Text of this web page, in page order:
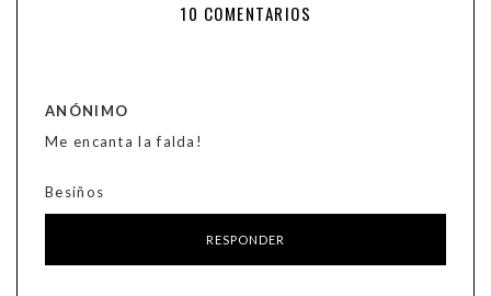
10 COMENTARIOS
ANÓNIMO
Me encanta la falda!
Besiños
RESPONDER